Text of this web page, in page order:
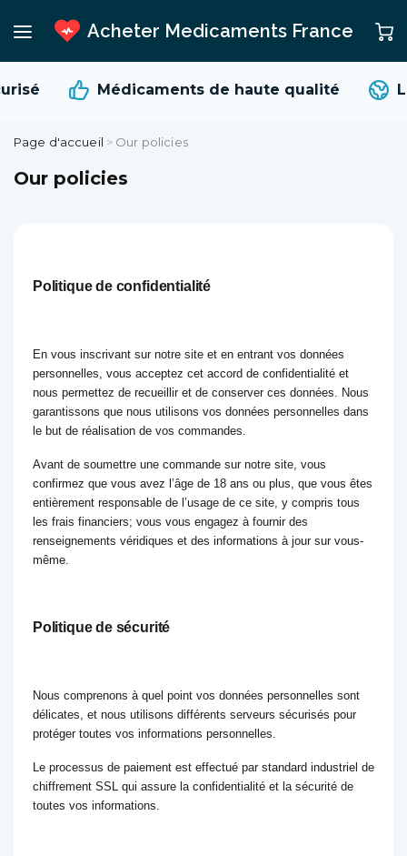
Acheter Medicaments France
Médicaments dehaute qualité
Page d'accueil > Our policies
Our policies
Politique de confidentialité
En vous inscrivant sur notre site et en entrant vos données
personnelles, vous acceptez cet accord de confidentialité et
nous permettez de recueillir et de conserver ces données. Nous
garantissons que nous utilisons vos données personnelles dans
le but de réalisation de vos commandes.
Avant de soumettre une commande sur notre site, vous
confirmez que vous avez l’âge de 18 ans ou plus, que vous êtes
entièrement responsable de l’usage de ce site, y compris tous
les frais financiers; vous vous engagez à fournir des
renseignements véridiques et des informations à jour sur vous-
même.
Politique de sécurité
Nous comprenons à quel point vos données personnelles sont
délicates, et nous utilisons différents serveurs sécurisés pour
protéger toutes vos informations personnelles.
Le processus de paiement est effectué par standard industriel de
chiffrement SSL qui assure la confidentialité et la sécurité de
toutes vos informations.